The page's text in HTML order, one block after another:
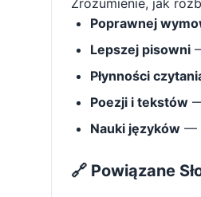
Zrozumienie, jak
Poprawnej
Lepszej pisowni
Płynności
Poezji i tekstów
Nauki języków —
🔗 Powiązane